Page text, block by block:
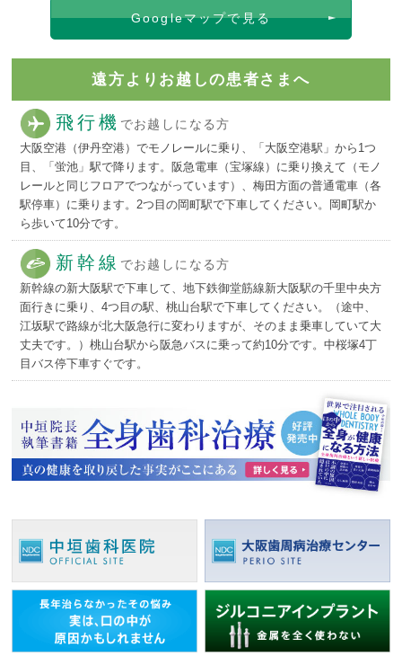
Googleマップで見る
遠方よりお越しの患者さまへ
飛行機 でお越しになる方
大阪空港（伊丹空港）でモノレールに乗り、「大阪空港駅」から1つ
目、「蛍池」駅で降ります。阪急電車（宝塚線）に乗り換えて（モノ
レールと同じフロアでつながっています）、梅田方面の普通電車（各
駅停車）に乗ります。2つ目の岡町駅で下車してください。岡町駅か
ら歩いて10分です。
新幹線 でお越しになる方
新幹線の新大阪駅で下車して、地下鉄御堂筋線新大阪駅の千里中央方
面行きに乗り、4つ目の駅、桃山台駅で下車してください。（途中、
江坂駅で路線が北大阪急行に変わりますが、そのまま乗車していて大
丈夫です。）桃山台駅から阪急バスに乗って約10分です。中桜塚4丁
目バス停下車すぐです。